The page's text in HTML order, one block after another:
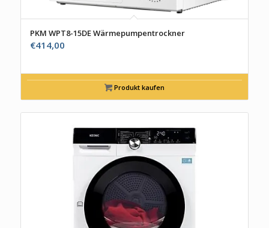
PKM WPT8-15DE Wärmepumpentrockner
€414,00
Produkt kaufen